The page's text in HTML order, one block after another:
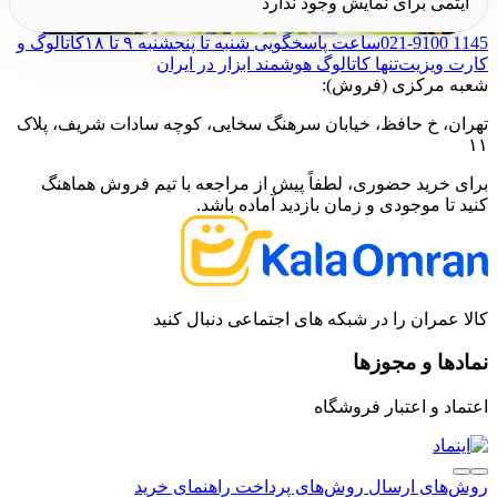
021-9100 1145ساعت پاسخگویی شنبه تا پنجشنبه ۹ تا ۱۸
کاتالوگ و
کارت ویزیتتنها کاتالوگ هوشمند ابزار در ایران
شعبه مرکزی (فروش):
تهران، خ حافظ، خیابان سرهنگ سخایی، کوچه سادات شریف، پلاک
۱۱
برای خرید حضوری، لطفاً پیش از مراجعه با تیم فروش هماهنگ
کنید تا موجودی و زمان بازدید آماده باشد.
کالا عمران را در شبکه های اجتماعی دنبال کنید
نمادها و مجوزها
اعتماد و اعتبار فروشگاه
روش‌های ارسال روش‌های پرداخت راهنمای خرید